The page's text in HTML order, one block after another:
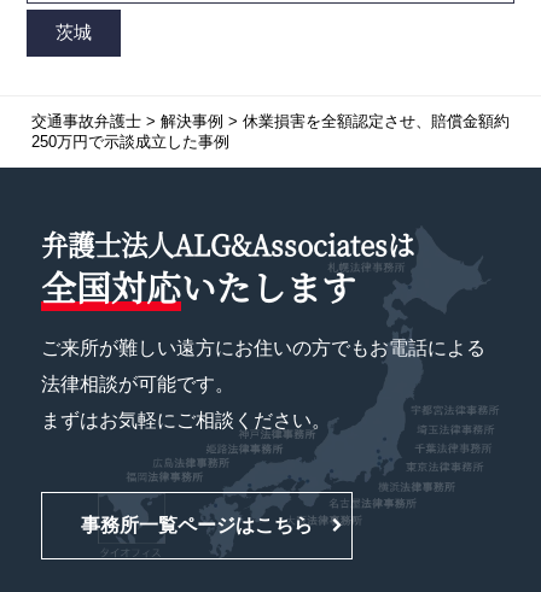
交通事故弁護士> 解決事例 > 休業損害を全額認定させ、賠償金額約
250万円で示談成立した事例
弁護士法人ALG&Associatesは
全国対応いたします
ご来所が難しい遠方にお住いの方でもお電話による
法律相談が可能です。
まずはお気軽にご相談ください。
事務所一覧ページはこちら